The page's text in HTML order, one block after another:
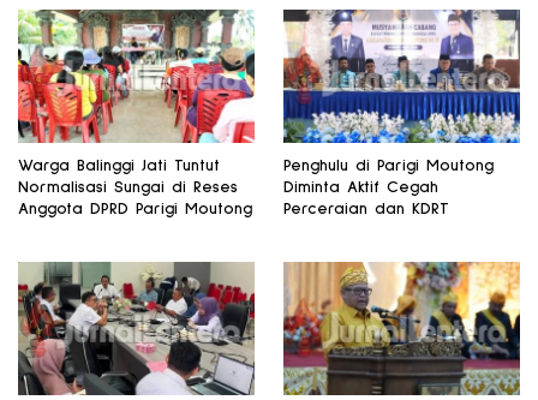
Warga Balinggi Jati Tuntut
Normalisasi Sungai di Reses
Anggota DPRD Parigi Moutong
Penghulu di Parigi Moutong
Diminta Aktif Cegah
Perceraian dan KDRT